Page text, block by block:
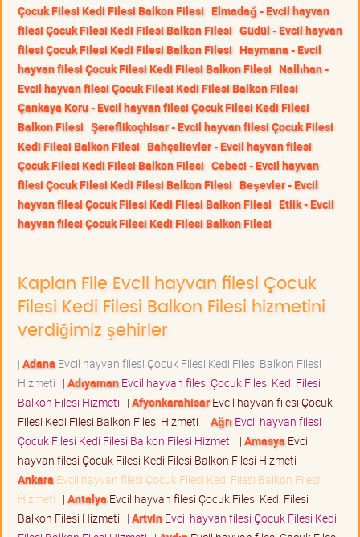
Çocuk Filesi Kedi Filesi Balkon Filesi Elmadağ - Evcil hayvan
filesi Çocuk Filesi Kedi Filesi Balkon Filesi Güdül - Evcil hayvan
filesi Çocuk Filesi Kedi Filesi Balkon Filesi Haymana - Evcil
hayvan filesi Çocuk Filesi Kedi Filesi Balkon Filesi Nallıhan -
Evcil hayvan filesi Çocuk Filesi Kedi Filesi Balkon Filesi
Çankaya Koru - Evcil hayvan filesi Çocuk Filesi Kedi Filesi
Balkon Filesi Şereflikoçhisar - Evcil hayvan filesi Çocuk Filesi
Kedi Filesi Balkon Filesi Bahçelievler - Evcil hayvan filesi
Çocuk Filesi Kedi Filesi Balkon Filesi Cebeci - Evcil hayvan
filesi Çocuk Filesi Kedi Filesi Balkon Filesi Beşevler - Evcil
hayvan filesi Çocuk Filesi Kedi Filesi Balkon Filesi Etlik - Evcil
hayvan filesi Çocuk Filesi Kedi Filesi Balkon Filesi
Kaplan File Evcil hayvan filesi Çocuk
Filesi Kedi Filesi Balkon Filesi hizmetini
verdiğimiz şehirler
| Adana Evcil hayvan filesi Çocuk Filesi Kedi Filesi Balkon Filesi
Hizmeti | AdıyamanEvcil hayvan filesi Çocuk Filesi Kedi Filesi
Balkon Filesi Hizmeti | AfyonkarahisarEvcil hayvan filesi Çocuk
Filesi Kedi Filesi Balkon Filesi Hizmeti | Ağrı Evcil hayvan filesi
Çocuk Filesi Kedi Filesi Balkon Filesi Hizmeti | Amasya Evcil
hayvan filesi Çocuk Filesi Kedi Filesi Balkon Filesi Hizmeti |
Ankara Evcil hayvan filesi Çocuk Filesi Kedi Filesi Balkon Filesi
Hizmeti | Antalya Evcil hayvan filesi Çocuk Filesi Kedi Filesi
Balkon Filesi Hizmeti | ArtvinEvcil hayvan filesi Çocuk Filesi Kedi